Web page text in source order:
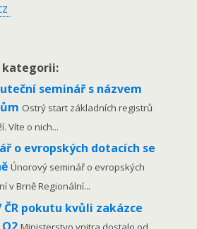
kategorii:
seminář s názvem
Ostrý start základních registrů
Víte o nich...
o evropských dotacích se
Únorový seminář o evropských
v Brně Regionální...
ČR pokutu kvůli zakázce
O2